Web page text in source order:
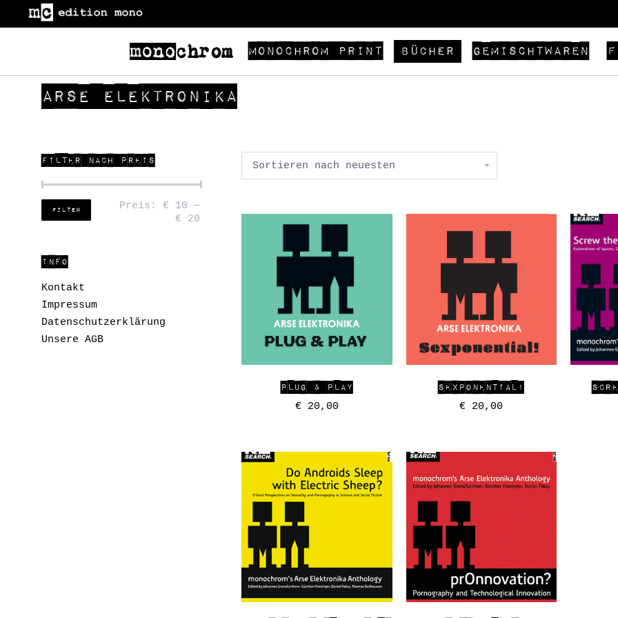
Monochrom Print Bücher Gemischtwaren
ARSE ELEKTRONIKA
PLUG & PLAY
€ 20,00
SEXPONENTIAL!
€ 20,00
FILTER NACH PREIS
Filter Preis: € 10 —
€ 20
INFO
Kontakt
Impressum
Datenschutzerklärung
Unsere AGB